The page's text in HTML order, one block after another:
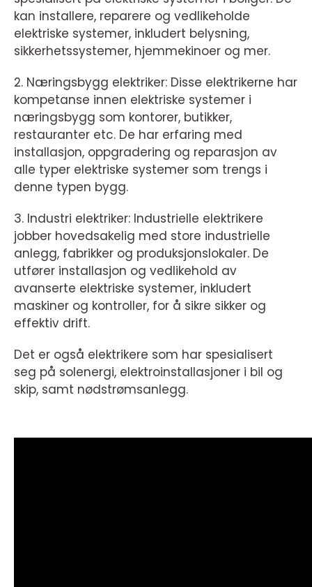
kan installere, reparere og vedlikeholde
elektriske systemer, inkludert belysning,
sikkerhetssystemer, hjemmekinoer og mer.
2. Næringsbygg elektriker: Disse elektrikerne har
kompetanse innen elektriske systemer i
næringsbygg som kontorer, butikker,
restauranter etc. De har erfaring med
installasjon, oppgradering og reparasjon av
alle typer elektriske systemer som trengs i
denne typen bygg.
3. Industri elektriker: Industrielle elektrikere
jobber hovedsakelig med store industrielle
anlegg, fabrikker og produksjonslokaler. De
utfører installasjon og vedlikehold av
avanserte elektriske systemer, inkludert
maskiner og kontroller, for å sikre sikker og
effektiv drift.
Det er også elektrikere som har spesialisert
seg på solenergi, elektroinstallasjoner i bil og
skip, samt nødstrømsanlegg.